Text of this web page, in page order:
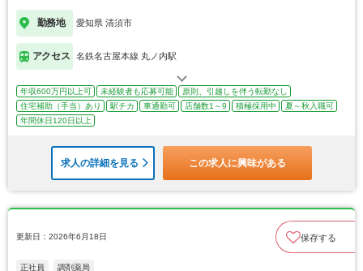
勤務地 愛知県 清須市
アクセス 名鉄名古屋本線 丸ノ内駅
年収600万円以上可 未経験者も応募可能
原則、引越しを伴う転勤なし
住宅補助（手当）あり
駅チカ 車通勤可 店舗数1～9 積極採用中
夏～秋入職可
年間休日120日以上
求人の詳細を見る この求人に興味がある
更新日：2026年6月18日 保存する
正社員 調剤薬局